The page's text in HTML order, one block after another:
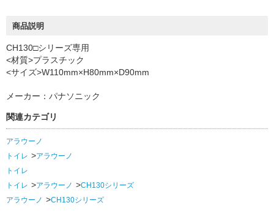
商品説明
CH130□シリーズ専用
<材質>プラスチック
<サイズ>W110mm×H80mm×D90mm
メーカー：パナソニック
関連カテゴリ
アラウーノ
トイレ
アラウーノ
トイレ
トイレ
アラウーノ
CH130シリーズ
アラウーノ
CH130シリーズ